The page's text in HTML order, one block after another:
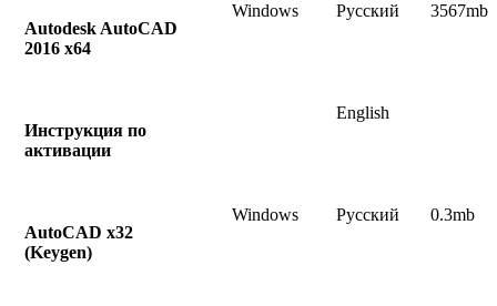
Autodesk AutoCAD
2016 x64
Windows Русский 3567mb
Инструкция по
активации
English
AutoCAD x32
(Keygen)
Windows Русский 0.3mb